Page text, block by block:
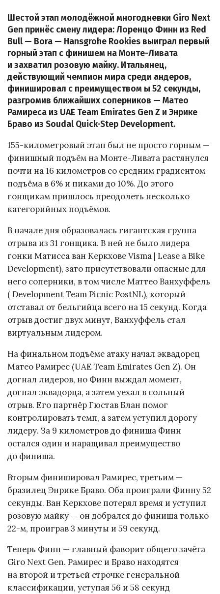
Шестой этап молодёжной многодневки Giro Next
Gen принёс смену лидера: Лоренцо Финн из Red
Bull — Bora — Hansgrohe Rookies выиграл первый
горный этап с финишем на Монте-Ливата
и захватил розовую майку. Итальянец,
действующий чемпион мира среди андеров,
финишировал с преимуществом ы 52 секунды,
разгромив ближайших соперников — Матео
Рамиреса из UAE Team Emirates Gen Z и Энрике
Браво из Soudal Quick-Step Development.
155-километровый этап был не просто горным —
финишный подъём на Монте-Ливата растянулся
почти на 16 километров со средним градиентом
подъёма в 6% и пиками до 10%. До этого
гонщикам пришлось преодолеть несколько
категорийных подъёмов.
В начале дня образовалась гигантская группа
отрыва из 31 гонщика. В ней не было лидера
гонки Матисса ван Керкхове Visma | Lease a Bike
Development), зато присутствовали опасные для
него соперники, в том числе Маттео Ванхуффель
( Development Team Picnic PostNL), который
отставал от бельгийца всего на 15 секунд. Когда
отрыв достиг двух минут, Ванхуффель стал
виртуальным лидером.
На финальном подъёме атаку начал эквадорец
Матео Рамирес (UAE Team Emirates Gen Z). Он
догнал лидеров, но Финн выждал момент,
догнал эквадорца, а затем уехал в сольный
отрыв. Его партнёр Гюстав Блан помог
контролировать темп, а затем уступил дорогу
лидеру. За 9 километров до финиша Финн
остался один и наращивал преимущество
до финиша.
Вторым финишировал Рамирес, третьим —
бразилец Энрике Браво. Оба проиграли Финну 52
секунды. Ван Керкхове потерял время и уступил
розовую майку — он добрался до финиша только
22-м, проиграв 3 минуты и 59 секунд.
Теперь Финн — главный фаворит общего зачёта
Giro Next Gen. Рамирес и Браво находятся
на второй и третьей строчке генеральной
классификации, уступая 56 и 58 секунд